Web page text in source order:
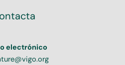
electrónico